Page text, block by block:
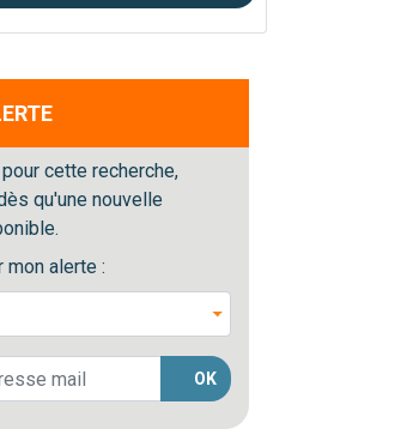
cette recherche,
qu'une nouvelle
mon alerte :
OK